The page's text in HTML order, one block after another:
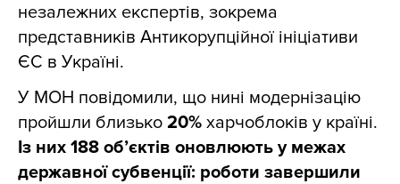
незалежних експертів, зокрема
представників Антикорупційної ініціативи
ЄС в Україні.
У МОН повідомили, що нині модернізацію
пройшли близько 20% харчоблоків у країні.
Із них 188 об’єктів оновлюють у межах
державної субвенції: роботи завершили